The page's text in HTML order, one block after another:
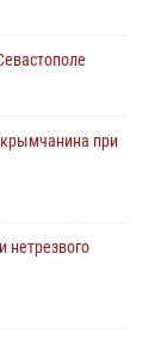
при
нетрезвого